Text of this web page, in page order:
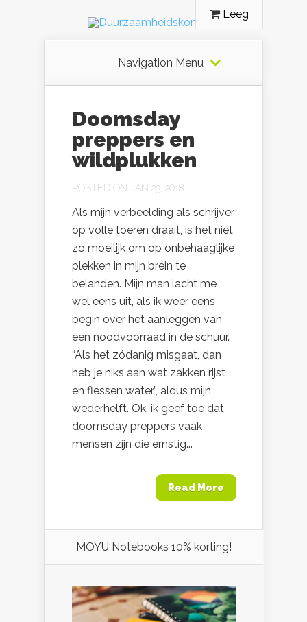
Leeg
Navigation Menu
Doomsday
preppers en
wildplukken
POSTED ON JAN 23, 2018
Als mijn verbeelding als schrijver
op volle toeren draait, is het niet
zo moeilijk om op onbehaaglijke
plekken in mijn brein te
belanden. Mijn man lacht me
wel eens uit, als ik weer eens
begin over het aanleggen van
een noodvoorraad in de schuur.
“Als het zódanig misgaat, dan
heb je niks aan wat zakken rijst
en flessen water.”, aldus mijn
wederhelft. Ok, ik geef toe dat
doomsday preppers vaak
mensen zijn die ernstig...
Read More
MOYU Notebooks 10% korting!